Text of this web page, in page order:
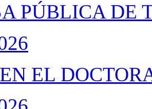
PÚBLICA DE
EL